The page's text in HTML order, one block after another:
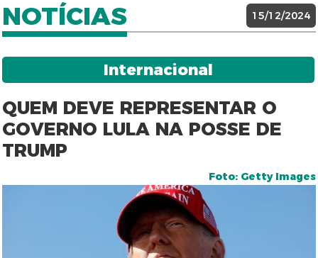
NOTÍCIAS 15/12/2024
Internacional
QUEM DEVE REPRESENTAR O
GOVERNO LULA NA POSSE DE
TRUMP
Foto: Getty Images